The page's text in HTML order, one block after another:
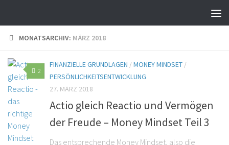
MONATSARCHIV: MÄRZ 2018
2
FINANZIELLE GRUNDLAGEN /MONEY MINDSET /
PERSÖNLICHKEITSENTWICKLUNG
27. MÄRZ 2018
Actio gleich Reactio und Vermögen
der Freude – Money Mindset Teil 3
Das entsprechende Money Mindset, also die